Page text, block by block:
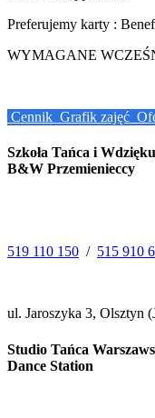
Preferujemy karty :
WYMAGANE
Cennik Grafik zajęć
Szkoła Tańca i Wdzięku
B&W Przemienieccy
519 110 150 / 515 910
ul. Jaroszyka 3, Olsztyn
Studio Tańca
Dance Station